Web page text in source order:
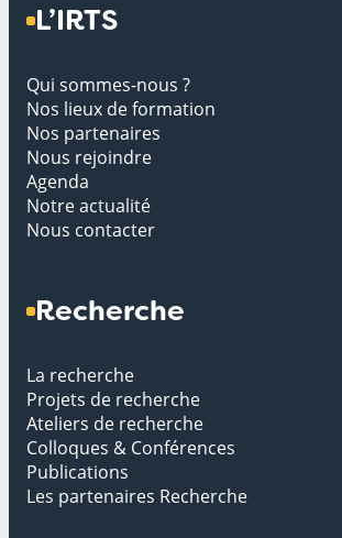
L’IRTS
Qui sommes-nous ?
Nos lieux de formation
Nos partenaires
Nous rejoindre
Agenda
Notre actualité
Nous contacter
Recherche
La recherche
Projets de recherche
Ateliers de recherche
Colloques & Conférences
Publications
Les partenaires Recherche